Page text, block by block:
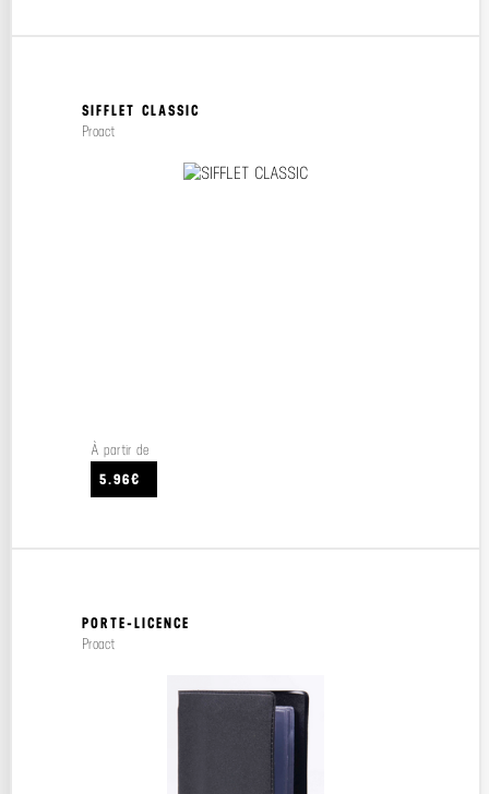
SIFFLET CLASSIC
Proact
À partir de
5.96€
PORTE-LICENCE
Proact